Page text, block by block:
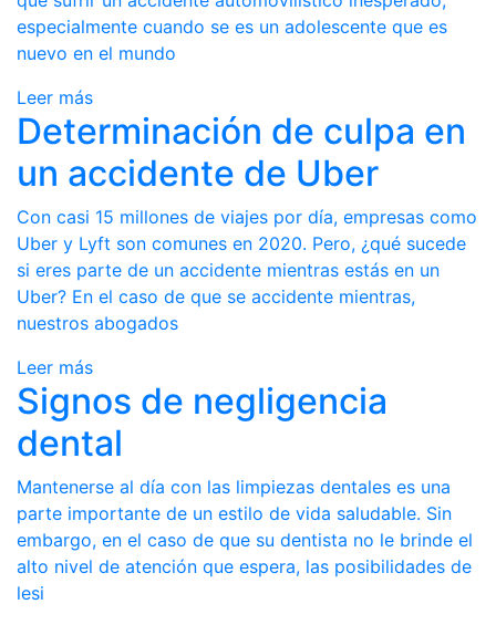
especialmente cuando se es un adolescente que es
nuevo en el mundo
Leer más
Determinación de culpa en
un accidente de Uber
Con casi 15 millones de viajes por día, empresas como
Uber y Lyft son comunes en 2020. Pero, ¿qué sucede
si eres parte de un accidente mientras estás en un
Uber? En el caso de que se accidente mientras,
nuestros abogados
Leer más
Signos de negligencia
dental
Mantenerse al día con las limpiezas dentales es una
parte importante de un estilo de vida saludable. Sin
embargo, en el caso de que su dentista no le brinde el
alto nivel de atención que espera, las posibilidades de
lesi